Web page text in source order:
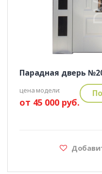
Парадная дверь
цена модели:
от 45 000 руб.